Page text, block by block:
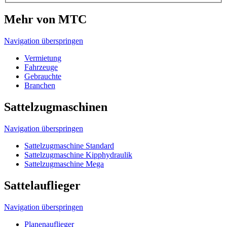
Mehr von MTC
Navigation überspringen
Vermietung
Fahrzeuge
Gebrauchte
Branchen
Sattelzugmaschinen
Navigation überspringen
Sattelzugmaschine Standard
Sattelzugmaschine Kipphydraulik
Sattelzugmaschine Mega
Sattelauflieger
Navigation überspringen
Planenauflieger